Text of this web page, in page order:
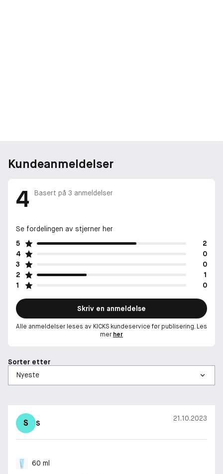
Kundeanmeldelser
4 Basert på 3 anmeldelser
Se fordelingen av stjerner her
5
2
4
0
3
0
2
1
1
0
Skriv en anmeldelse
Alle anmeldelser leses av KICKS kundeservice før publisering. Les
mer her
Sorter etter
S S
21.10.2023
60 ml